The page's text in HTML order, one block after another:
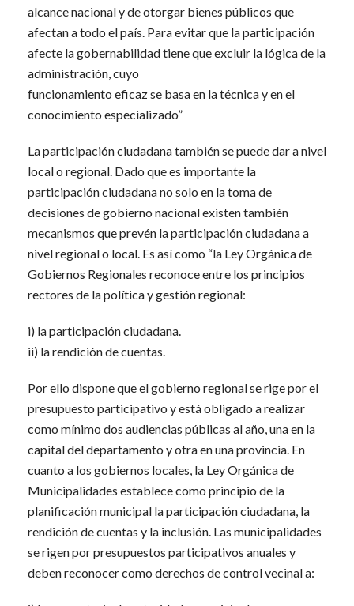
alcance nacional y de otorgar bienes públicos que
afectan a todo el país. Para evitar que la participación
afecte la gobernabilidad tiene que excluir la lógica de la
administración, cuyo
funcionamiento eficaz se basa en la técnica y en el
conocimiento especializado”
La participación ciudadana también se puede dar a nivel
local o regional. Dado que es importante la
participación ciudadana no solo en la toma de
decisiones de gobierno nacional existen también
mecanismos que prevén la participación ciudadana a
nivel regional o local. Es así como “la Ley Orgánica de
Gobiernos Regionales reconoce entre los principios
rectores de la política y gestión regional:
i) la participación ciudadana.
ii) la rendición de cuentas.
Por ello dispone que el gobierno regional se rige por el
presupuesto participativo y está obligado a realizar
como mínimo dos audiencias públicas al año, una en la
capital del departamento y otra en una provincia. En
cuanto a los gobiernos locales, la Ley Orgánica de
Municipalidades establece como principio de la
planificación municipal la participación ciudadana, la
rendición de cuentas y la inclusión. Las municipalidades
se rigen por presupuestos participativos anuales y
deben reconocer como derechos de control vecinal a: